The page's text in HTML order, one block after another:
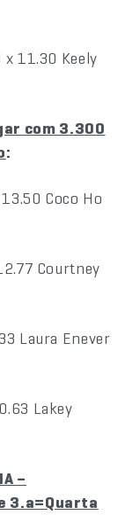
11.30 Keely
com 3.300
:
Coco Ho
Courtney
Laura Enever
Lakey
–
3.a=Quarta